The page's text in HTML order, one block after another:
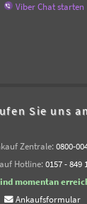
Viber Chat starten
Sie uns
Zentrale: 0800-
Hotline: 0157 - 849
momentan
Ankaufsformular